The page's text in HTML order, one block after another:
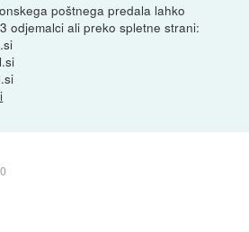
poštnega predala lahko
odjemalci ali preko spletne strani: